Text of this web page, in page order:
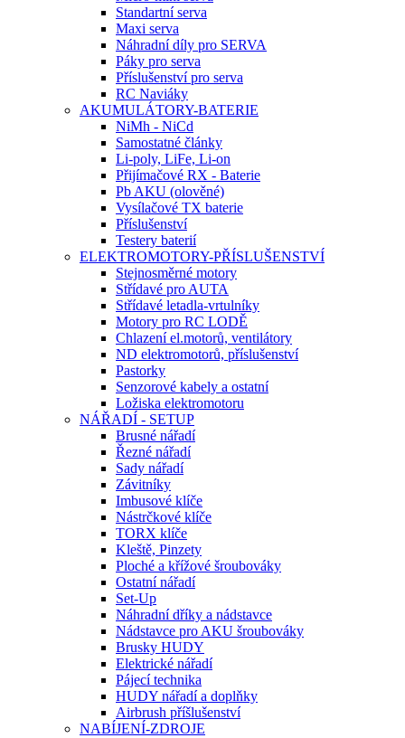
Standartní serva
Maxi serva
Náhradní díly pro SERVA
Páky pro serva
Příslušenství pro serva
RC Naviáky
AKUMULÁTORY-BATERIE
NiMh - NiCd
Samostatné články
Li-poly, LiFe, Li-on
Přijímačové RX - Baterie
Pb AKU (olověné)
Vysílačové TX baterie
Příslušenství
Testery baterií
ELEKTROMOTORY-PŘÍSLUŠENSTVÍ
Stejnosměrné motory
Střídavé pro AUTA
Střídavé letadla-vrtulníky
Motory pro RC LODĚ
Chlazení el.motorů, ventilátory
ND elektromotorů, příslušenství
Pastorky
Senzorové kabely a ostatní
Ložiska elektromotoru
NÁŘADÍ - SETUP
Brusné nářadí
Řezné nářadí
Sady nářadí
Závitníky
Imbusové klíče
Nástrčkové klíče
TORX klíče
Kleště, Pinzety
Ploché a křížové šroubováky
Ostatní nářadí
Set-Up
Náhradní dříky a nádstavce
Nádstavce pro AKU šroubováky
Brusky HUDY
Elektrické nářadí
Pájecí technika
HUDY nářadí a doplňky
Airbrush příšlušenství
NABÍJENÍ-ZDROJE